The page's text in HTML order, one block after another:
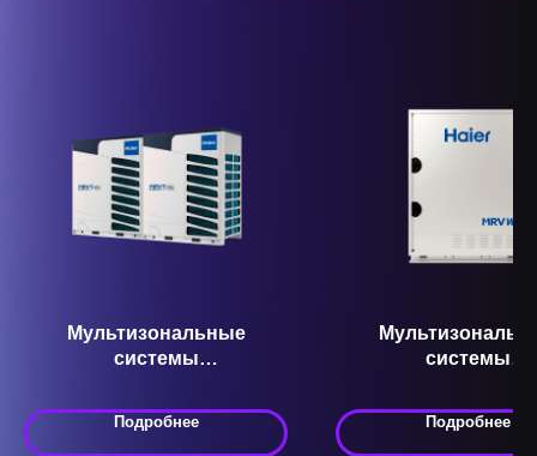
Мультизональные
системы
AV68NMVEMS Серия MRV
5-T
Подробнее
системы
AV26IMWEWA
W
Подробнее